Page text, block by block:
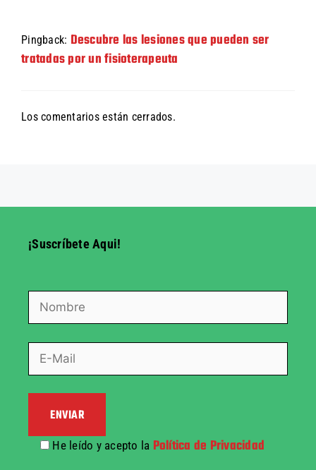
Pingback: Descubre las lesiones que pueden ser
tratadas por un fisioterapeuta
Los comentarios están cerrados.
¡Suscríbete Aqui!
He leído y acepto la Política de Privacidad